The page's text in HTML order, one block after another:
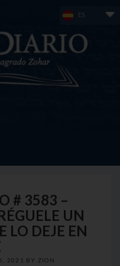
ES
# 3583 –
UN
LO DEJE EN
2021 BY ZION